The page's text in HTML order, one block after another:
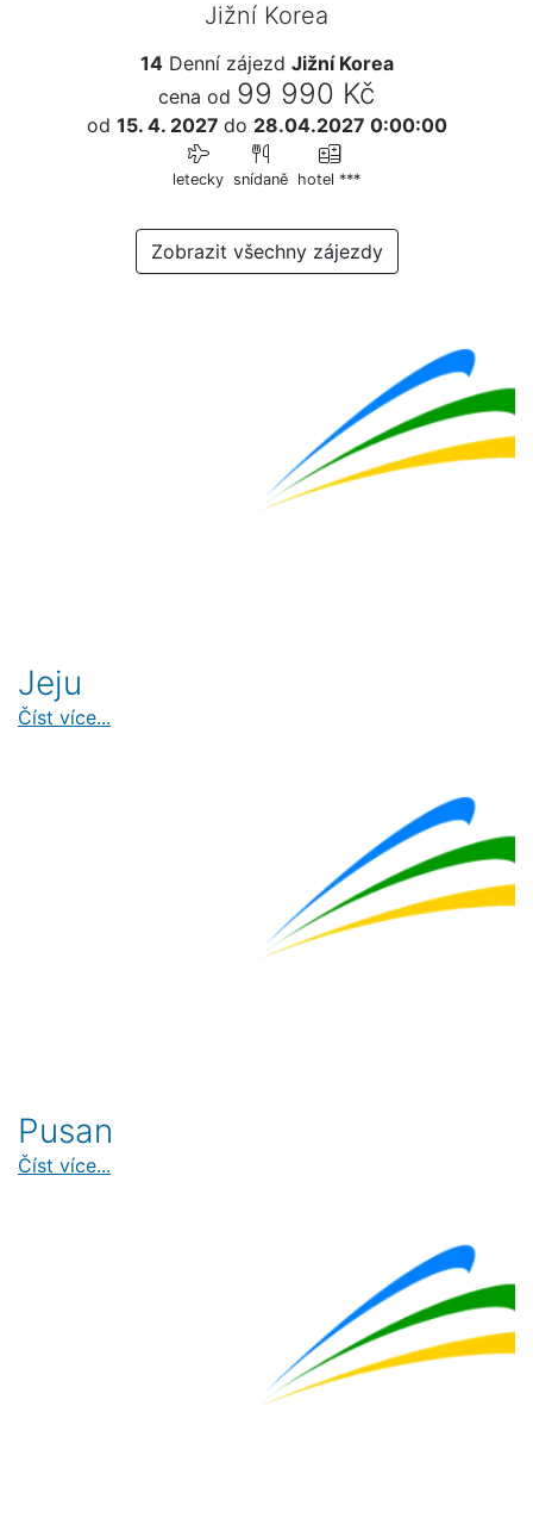
Jižní Korea
14Denní zájezd Jižní Korea
cena od 99 990 Kč
od 15. 4. 2027 do 28.04.2027 0:00:00
letecky snídaně hotel ***
Zobrazit všechny zájezdy
Jeju
Číst více...
Pusan
Číst více...